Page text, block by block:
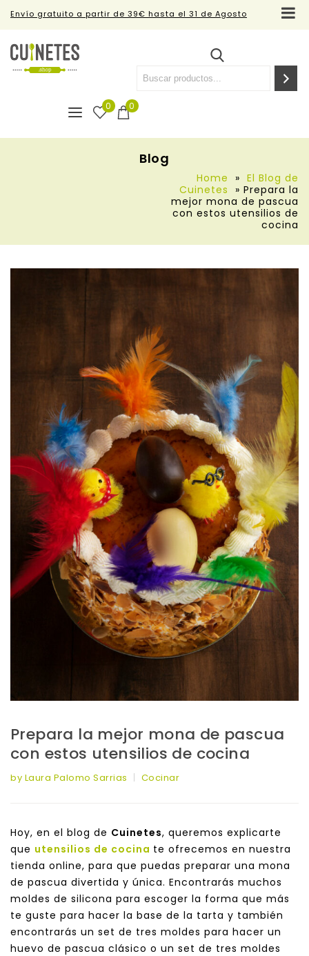
Envío gratuito a partir de 39€ hasta el 31 de Agosto
0
0
Blog
Home » El Blog de
Cuinetes
» Prepara la
mejor mona de pascua
con estos utensilios de
cocina
Prepara la mejor mona de pascua
con estos utensilios de cocina
by Laura Palomo Sarrias Cocinar
Hoy, en el blog de Cuinetes, queremos explicarte
que utensilios de cocina te ofrecemos en nuestra
tienda online, para que puedas preparar una mona
de pascua divertida y única. Encontrarás muchos
moldes de silicona para escoger la forma que más
te guste para hacer la base de la tarta y también
encontrarás un set de tres moldes para hacer un
huevo de pascua clásico o un set de tres moldes